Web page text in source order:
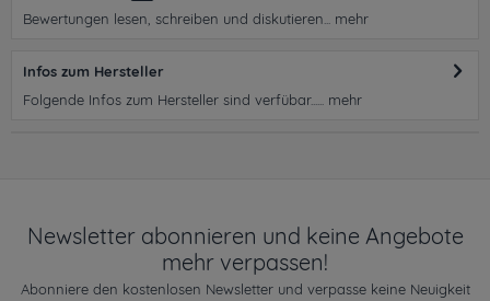
Bewertungen lesen, schreiben und diskutieren...
mehr
Infos zum Hersteller
Folgende Infos zum Hersteller sind verfübar...... mehr
Newsletter abonnieren und keine Angebote
mehr verpassen!
Abonniere den kostenlosen Newsletter und verpasse keine Neuigkeit